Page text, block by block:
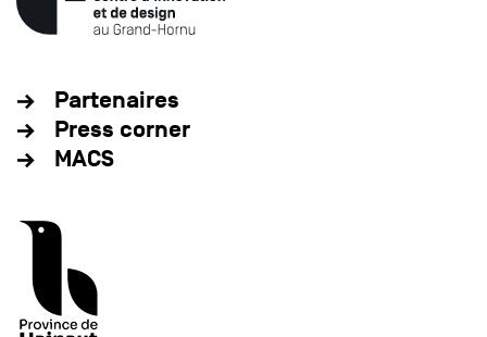
Partenaires
Press corner
MACS